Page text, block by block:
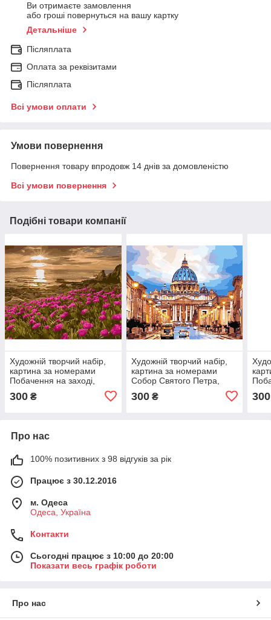
Ви отримаєте замовлення
або гроші повернуться на вашу картку
Детальніше
Післяплата
Оплата за реквізитами
Післяплата
Всі умови оплати
Умови повернення
Повернення товару впродовж 14 днів за домовленістю
Всі умови повернення
Подібні товари компанії
Художній творчий набір,
картина за номерами
Побачення на заході,
(AS0191)
300 ₴
Художній творчий набір,
картина за номерами
Собор Святого Петра,
(AS0533)
300₴ 300
Про нас
100% позитивних з 98 відгуків за рік
Працює з 30.12.2016
м. Одеса
Одеса, Україна
Контакти
Сьогодні працює з 10:00 до 20:00
Показати весь графік роботи
Про нас